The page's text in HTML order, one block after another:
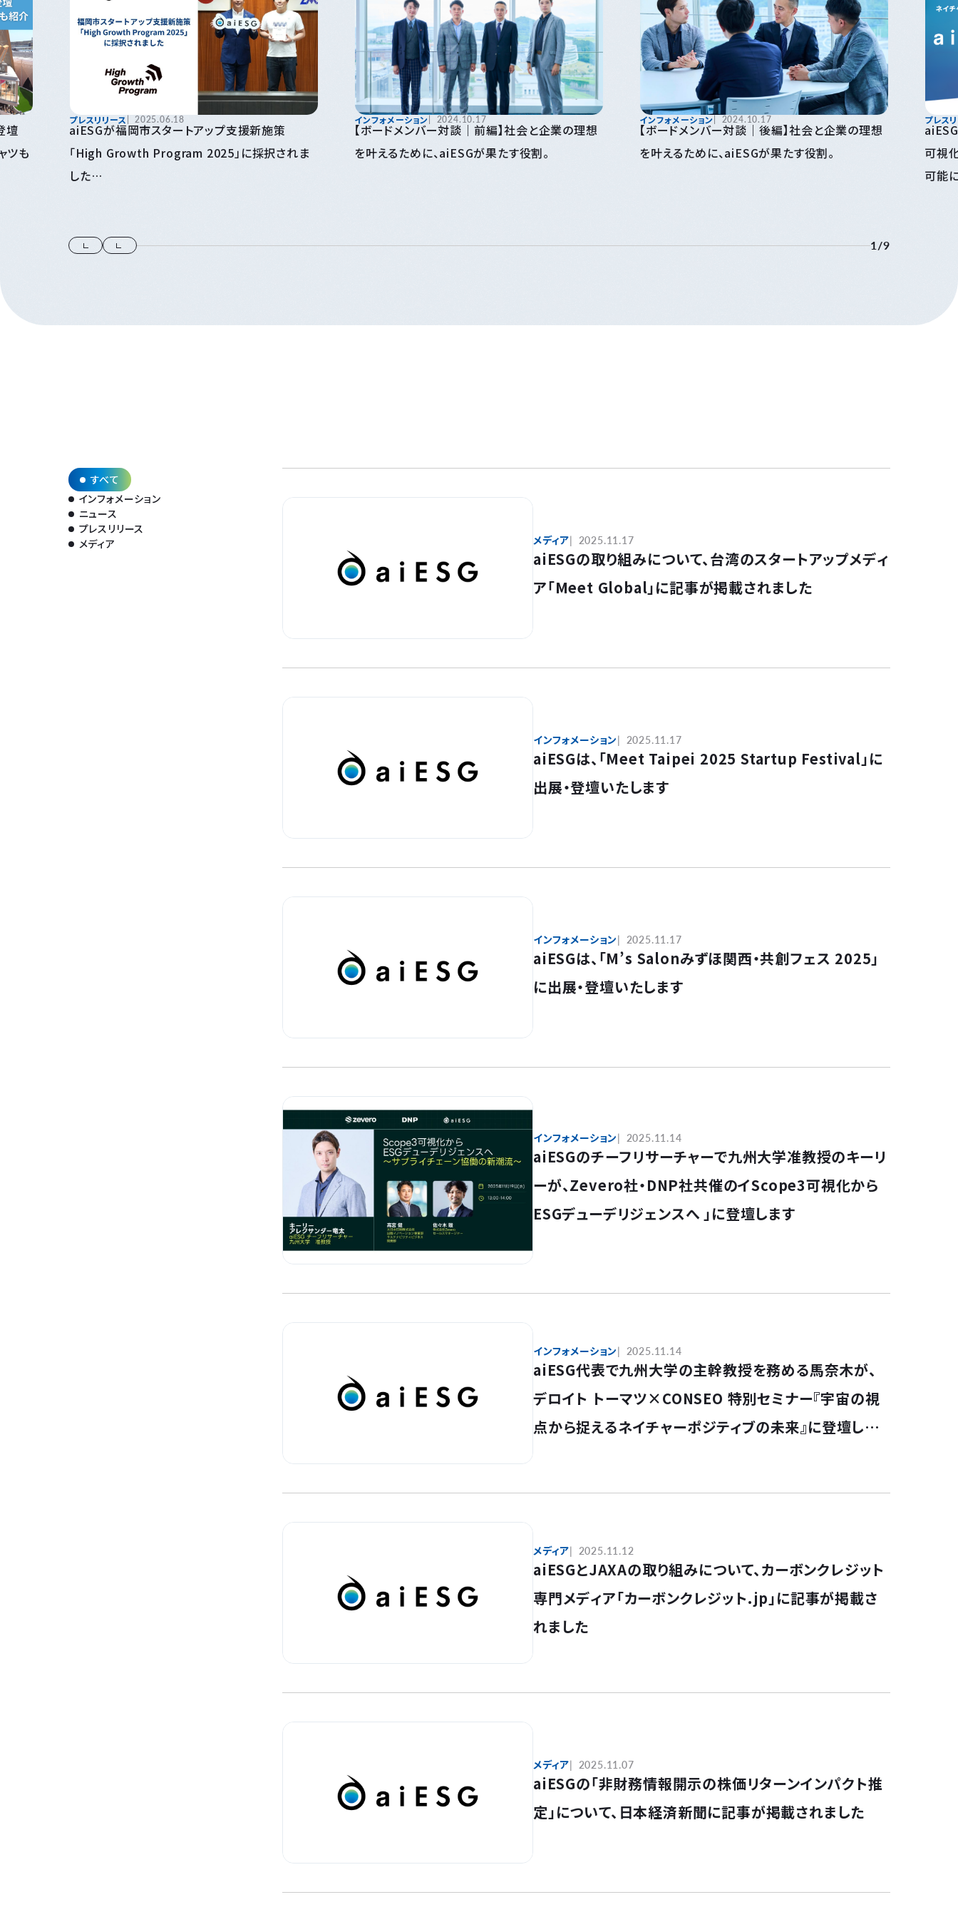
壇
ツも
プレスリリース 2025.06.18
aiESGが福岡市スタートアップ支援新施策
「High Growth Program 2025」に採択されま
した
インフォメーション 2024.10.17
【ボードメンバー対談｜前編】社会と企業の理想
を叶えるために、aiESGが果たす役割。
インフォメーション 2024.10.17
【ボードメンバー対談｜後編】社会と企業の理想
を叶えるために、aiESGが果たす役割。
プレス
可視
可能
1/9
すべて
インフォメーション
ニュース
プレスリリース
メディア
メディア 2025.11.17
aiESGの取り組みについて、台湾のスタートアップメディ
ア「Meet Global」に記事が掲載されました
インフォメーション 2025.11.17
aiESGは、「Meet Taipei 2025 Startup Festival」に
出展・登壇いたします
インフォメーション 2025.11.17
aiESGは、「M’s Salonみずほ関西・共創フェス 2025」
に出展・登壇いたします
インフォメーション 2025.11.14
aiESGのチーフリサーチャーで九州大学准教授のキーリ
ーが、Zevero社・DNP社共催のイScope3可視化から
ESGデューデリジェンスへ 」に登壇します
インフォメーション 2025.11.14
aiESG代表で九州大学の主幹教授を務める馬奈木が、
デロイト トーマツ×CONSEO 特別セミナー『宇宙の視
点から捉えるネイチャーポジティブの未来』に登壇しま
す
メディア 2025.11.12
aiESGとJAXAの取り組みについて、カーボンクレジット
専門メディア「カーボンクレジット.jp」に記事が掲載さ
れました
メディア 2025.11.07
aiESGの「非財務情報開示の株価リターンインパクト推
定」について、日本経済新聞に記事が掲載されました